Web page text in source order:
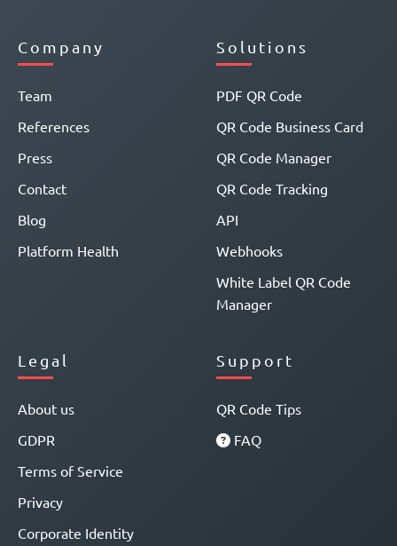
Company
Team
References
Press
Contact
Blog
Platform Health
Solutions
PDF QR Code
QR Code Business Card
QR Code Manager
QR Code Tracking
API
Webhooks
White Label QR Code
Manager
Legal
About us
GDPR
Terms of Service
Privacy
Corporate Identity
Support
QR Code Tips
FAQ